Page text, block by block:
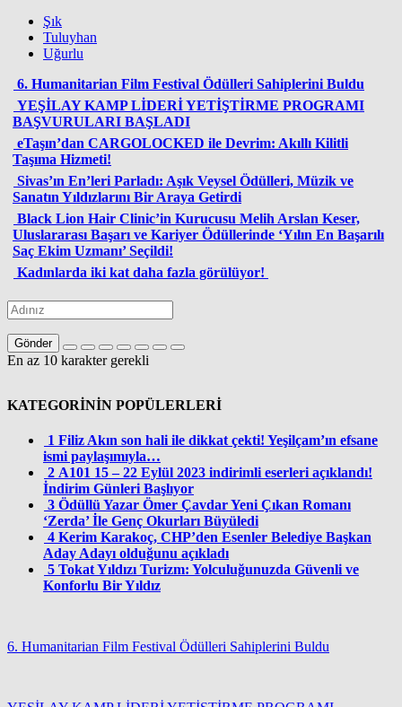
Şık
Tuluyhan
Uğurlu
6. Humanitarian Film Festival Ödülleri Sahiplerini Buldu
YEŞİLAY KAMP LİDERİ YETİŞTİRME PROGRAMI
BAŞVURULARI BAŞLADI
eTaşın’dan CARGOLOCKED ile Devrim: Akıllı Kilitli
Taşıma Hizmeti!
Sivas’ın En’leri Parladı: Aşık Veysel Ödülleri, Müzik ve
Sanatın Yıldızlarını Bir Araya Getirdi
Black Lion Hair Clinic’in Kurucusu Melih Arslan Keser,
Uluslararası Başarı ve Kariyer Ödüllerinde ‘Yılın En Başarılı
Saç Ekim Uzmanı’ Seçildi!
Kadınlarda iki kat daha fazla görülüyor!
Gönder
En az 10 karakter gerekli
KATEGORİNİN POPÜLERLERİ
1 Filiz Akın son hali ile dikkat çekti! Yeşilçam’ın efsane
ismi paylaşımıyla…
2 A101 15 – 22 Eylül 2023 indirimli eserleri açıklandı!
İndirim Günleri Başlıyor
3 Ödüllü Yazar Ömer Çavdar Yeni Çıkan Romanı
‘Zerda’ İle Genç Okurları Büyüledi
4 Kerim Karakoç, CHP’den Esenler Belediye Başkan
Aday Adayı olduğunu açıkladı
5 Tokat Yıldızı Turizm: Yolculuğunuzda Güvenli ve
Konforlu Bir Yıldız
6. Humanitarian Film Festival Ödülleri Sahiplerini Buldu